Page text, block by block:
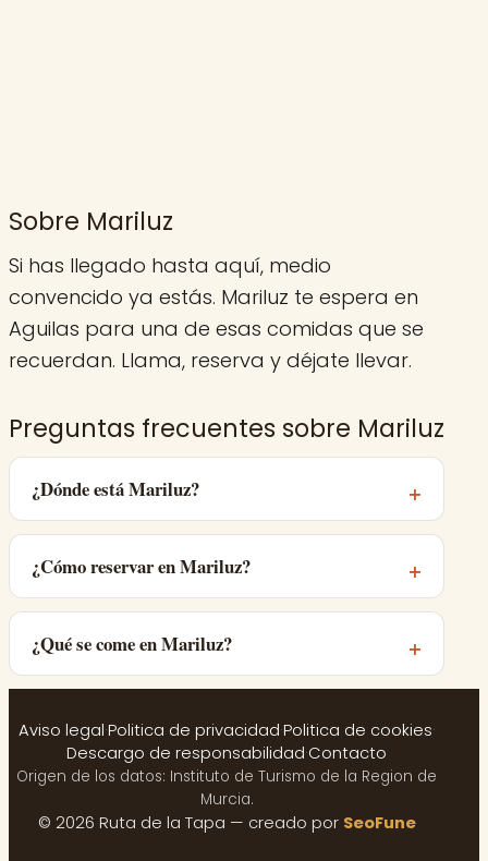
Sobre Mariluz
Si has llegado hasta aquí, medio
convencido ya estás. Mariluz te espera en
Aguilas para una de esas comidas que se
recuerdan. Llama, reserva y déjate llevar.
Preguntas frecuentes sobre Mariluz
¿Dónde está Mariluz?
¿Cómo reservar en Mariluz?
¿Qué se come en Mariluz?
Aviso legal·Politica de privacidad·Politica de cookies·
Descargo de responsabilidad·Contacto
Origen de los datos: Instituto de Turismo de la Region de
Murcia.
© 2026 Ruta de la Tapa — creado por SeoFune